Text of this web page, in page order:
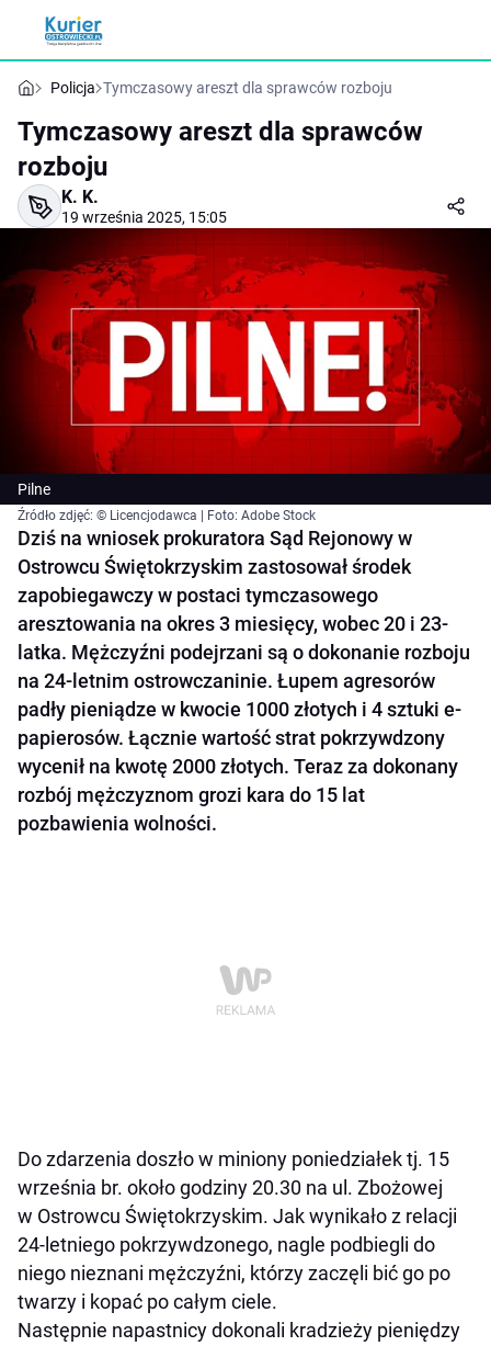
Policja Tymczasowy areszt dla sprawców rozboju
Tymczasowy areszt dla sprawców
rozboju
K. K.
19 września 2025, 15:05
Pilne
Źródło zdjęć: © Licencjodawca | Foto: Adobe Stock
Dziś na wniosek prokuratora Sąd Rejonowy w
Ostrowcu Świętokrzyskim zastosował środek
zapobiegawczy w postaci tymczasowego
aresztowania na okres 3 miesięcy, wobec 20 i 23-
latka. Mężczyźni podejrzani są o dokonanie rozboju
na 24-letnim ostrowczaninie. Łupem agresorów
padły pieniądze w kwocie 1000 złotych i 4 sztuki e-
papierosów. Łącznie wartość strat pokrzywdzony
wycenił na kwotę 2000 złotych. Teraz za dokonany
rozbój mężczyznom grozi kara do 15 lat
pozbawienia wolności.
Do zdarzenia doszło w miniony poniedziałek tj. 15
września br. około godziny 20.30 na ul. Zbożowej
w Ostrowcu Świętokrzyskim. Jak wynikało z relacji
24-letniego pokrzywdzonego, nagle podbiegli do
niego nieznani mężczyźni, którzy zaczęli bić go po
twarzy i kopać po całym ciele.
Następnie napastnicy dokonali kradzieży pieniędzy